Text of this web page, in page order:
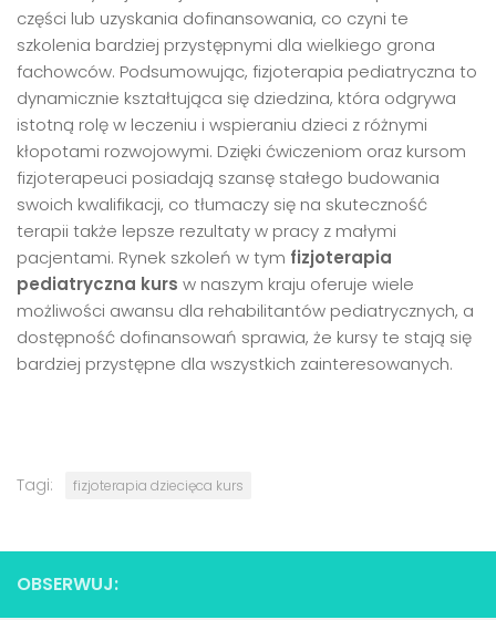
części lub uzyskania dofinansowania, co czyni te
szkolenia bardziej przystępnymi dla wielkiego grona
fachowców. Podsumowując, fizjoterapia pediatryczna to
dynamicznie kształtująca się dziedzina, która odgrywa
istotną rolę w leczeniu i wspieraniu dzieci z różnymi
kłopotami rozwojowymi. Dzięki ćwiczeniom oraz kursom
fizjoterapeuci posiadają szansę stałego budowania
swoich kwalifikacji, co tłumaczy się na skuteczność
terapii także lepsze rezultaty w pracy z małymi
pacjentami. Rynek szkoleń w tym fizjoterapia
pediatryczna kurs w naszym kraju oferuje wiele
możliwości awansu dla rehabilitantów pediatrycznych, a
dostępność dofinansowań sprawia, że kursy te stają się
bardziej przystępne dla wszystkich zainteresowanych.
Tagi: fizjoterapia dziecięca kurs
OBSERWUJ: